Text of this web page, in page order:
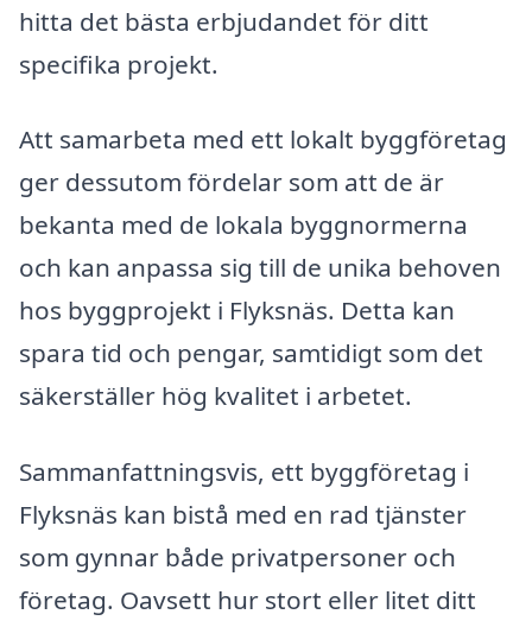
hitta det bästa erbjudandet för ditt
specifika projekt.
Att samarbeta med ett lokalt byggföretag
ger dessutom fördelar som att de är
bekanta med de lokala byggnormerna
och kan anpassa sig till de unika behoven
hos byggprojekt i Flyksnäs. Detta kan
spara tid och pengar, samtidigt som det
säkerställer hög kvalitet i arbetet.
Sammanfattningsvis, ett byggföretag i
Flyksnäs kan bistå med en rad tjänster
som gynnar både privatpersoner och
företag. Oavsett hur stort eller litet ditt